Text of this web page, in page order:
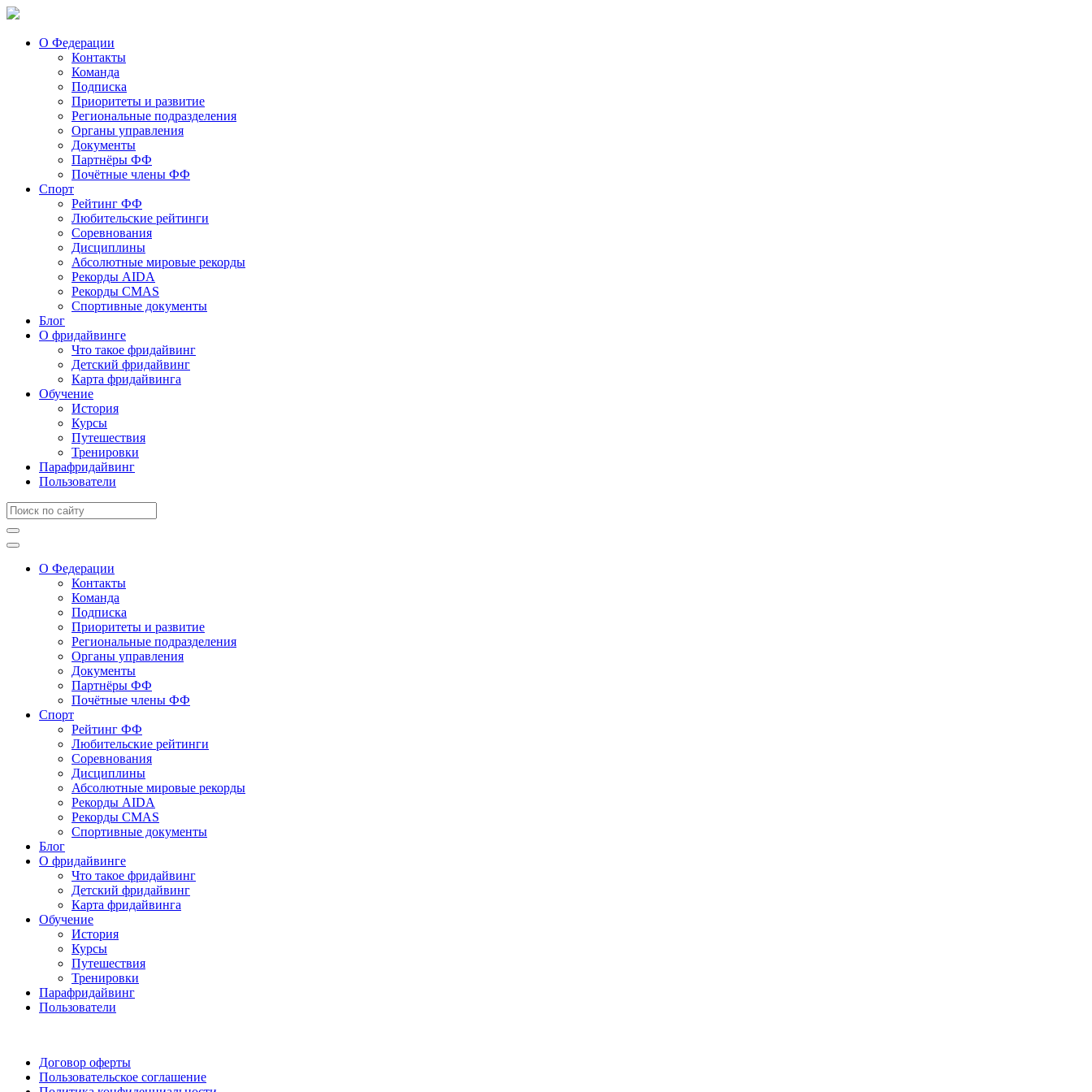
О Федерации
Контакты
Команда
Подписка
Приоритеты и развитие
Региональные подразделения
Органы управления
Документы
Партнёры ФФ
Почётные члены ФФ
Спорт
Рейтинг ФФ
Любительские рейтинги
Соревнования
Дисциплины
Абсолютные мировые рекорды
Рекорды AIDA
Рекорды CMAS
Спортивные документы
Блог
О фридайвинге
Что такое фридайвинг
Детский фридайвинг
Карта фридайвинга
Обучение
История
Курсы
Путешествия
Тренировки
Парафридайвинг
Пользователи
О Федерации
Контакты
Команда
Подписка
Приоритеты и развитие
Региональные подразделения
Органы управления
Документы
Партнёры ФФ
Почётные члены ФФ
Спорт
Рейтинг ФФ
Любительские рейтинги
Соревнования
Дисциплины
Абсолютные мировые рекорды
Рекорды AIDA
Рекорды CMAS
Спортивные документы
Блог
О фридайвинге
Что такое фридайвинг
Детский фридайвинг
Карта фридайвинга
Обучение
История
Курсы
Путешествия
Тренировки
Парафридайвинг
Пользователи
Договор оферты
Пользовательское соглашение